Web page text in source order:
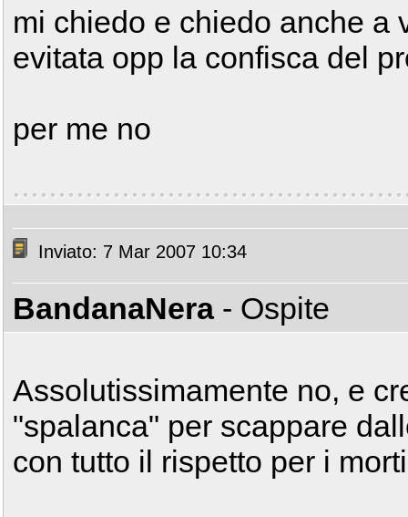
mi chiedo e chiedo anche a
evitata opp la confisca del
per me no
Inviato: 7 Mar 2007 10:34
BandanaNera - Ospite
Assolutissimamente no, e
"spalanca" per scappare
con tutto il rispetto per i